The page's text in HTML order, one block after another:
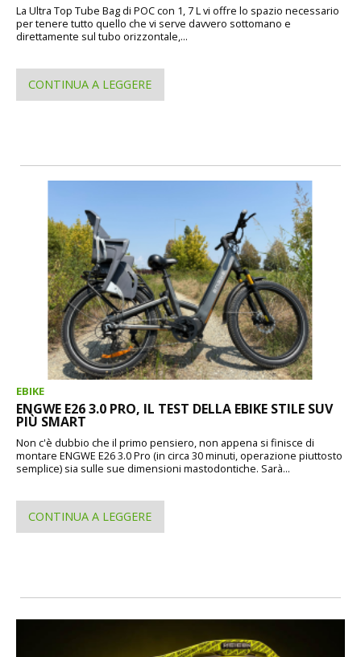
La Ultra Top Tube Bag di POC con 1, 7 L vi offre lo spazio necessario
per tenere tutto quello che vi serve davvero sottomano e
direttamente sul tubo orizzontale,...
CONTINUA A LEGGERE
EBIKE
ENGWE E26 3.0 PRO, IL TEST DELLA EBIKE STILE SUV
PIÙ SMART
Non c'è dubbio che il primo pensiero, non appena si finisce di
montare ENGWE E26 3.0 Pro (in circa 30 minuti, operazione piuttosto
semplice) sia sulle sue dimensioni mastodontiche. Sarà...
CONTINUA A LEGGERE